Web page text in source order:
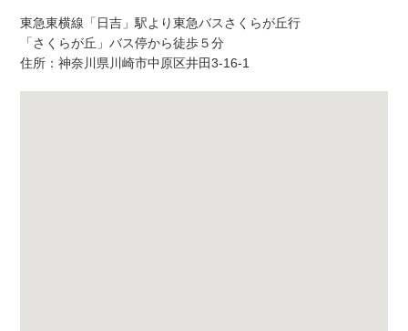
東急東横線「日吉」駅より東急バスさくらが丘行
「さくらが丘」バス停から徒歩５分
住所：神奈川県川崎市中原区井田3-16-1